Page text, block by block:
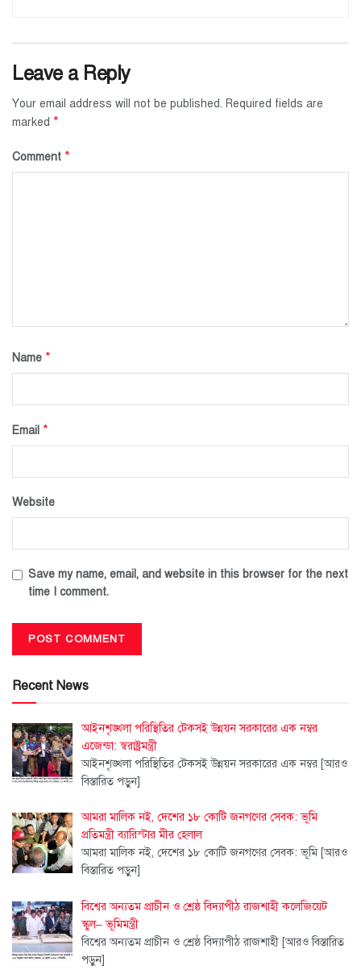
Leave a Reply
Your email address will not be published. Required fields are
marked *
Comment *
Name *
Email *
Website
Save my name, email, and website in this browser for the next
time I comment.
Recent News
আইনশৃঙ্খলা পরিস্থিতির টেকসই উন্নয়ন সরকারের এক নম্বর
এজেন্ডা: স্বরাষ্ট্রমন্ত্রী
আইনশৃঙ্খলা পরিস্থিতির টেকসই উন্নয়ন সরকারের এক নম্বর [আরও
বিস্তারিত পড়ুন]
আমরা মালিক নই, দেশের ১৮ কোটি জনগণের সেবক: ভূমি
প্রতিমন্ত্রী ব্যারিস্টার মীর হেলাল
আমরা মালিক নই, দেশের ১৮ কোটি জনগণের সেবক: ভূমি [আরও
বিস্তারিত পড়ুন]
বিশ্বের অন্যতম প্রাচীন ও শ্রেষ্ঠ বিদ্যাপীঠ রাজশাহী কলেজিয়েট
স্কুল– ভূমিমন্ত্রী
বিশ্বের অন্যতম প্রাচীন ও শ্রেষ্ঠ বিদ্যাপীঠ রাজশাহী [আরও বিস্তারিত
পড়ুন]